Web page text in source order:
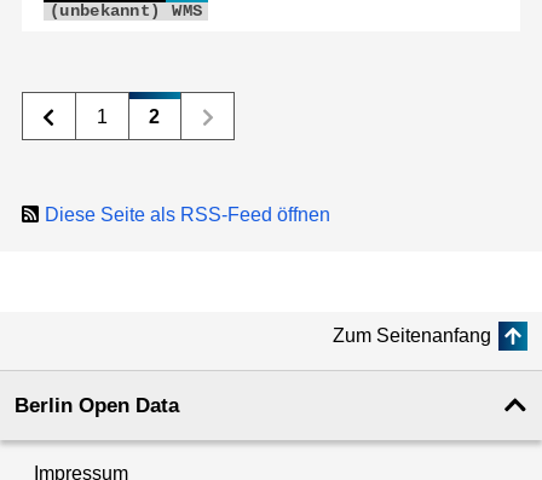
(unbekannt) WMS
1 2
Diese Seite als RSS-Feed öffnen
Zum Seitenanfang
Berlin Open Data
Impressum